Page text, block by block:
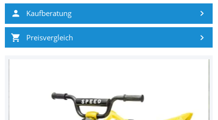
Kaufberatung
Preisvergleich